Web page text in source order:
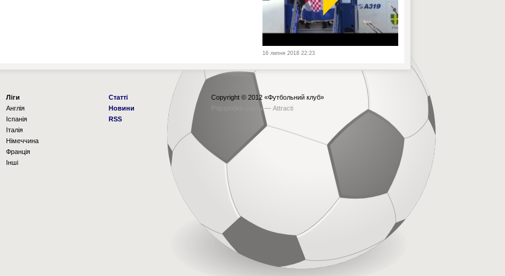
16 липня 2018 22:23
Ліги
Англія
Іспанія
Італія
Німеччина
Франція
Інші
Статті
Новини
RSS
Copyright © 2012 «Футбольний клуб»
Рорзробка сайта — Attracti